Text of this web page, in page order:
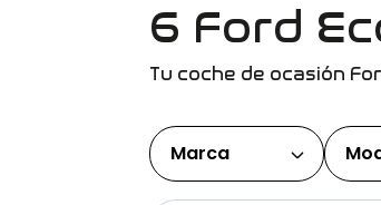
6 Ford
Tu coche de ocasión
Marca